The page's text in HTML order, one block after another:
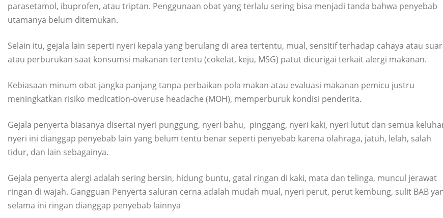
parasetamol, ibuprofen, atau triptan. Penggunaan obat yang terlalu sering bisa menjadi tanda bahwa penyebab
utamanya belum ditemukan.
Selain itu, gejala lain seperti nyeri kepala yang berulang di area tertentu, mual, sensitif terhadap cahaya atau
atau perburukan saat konsumsi makanan tertentu (cokelat, keju, MSG) patut dicurigai terkait alergi makanan.
Kebiasaan minum obat jangka panjang tanpa perbaikan pola makan atau evaluasi makanan pemicu justru
meningkatkan risiko medication-overuse headache (MOH), memperburuk kondisi penderita.
Gejala penyerta biasanya disertai nyeri punggung, nyeri bahu, pinggang, nyeri kaki, nyeri lutut dan semua
nyeri ini dianggap penyebab lain yang belum tentu benar seperti penyebab karena olahraga, jatuh, lelah, salah
tidur, dan lain sebagainya.
Gejala penyerta alergi adalah sering bersin, hidung buntu, gatal ringan di kaki, mata dan telinga, muncul jerawat
ringan di wajah. Gangguan Penyerta saluran cerna adalah mudah mual, nyeri perut, perut kembung, sulit BAB
selama ini ringan dianggap penyebab lainnya